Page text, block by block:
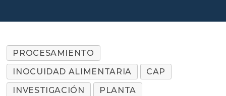
PROCESAMIENTO
INOCUIDAD ALIMENTARIA
CAP
INVESTIGACIÓN
PLANTA